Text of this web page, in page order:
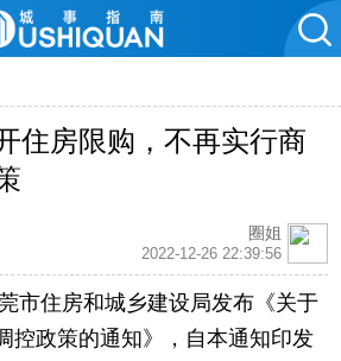
住房限购，不再实行商
圈姐
2022-12-26 22:39:56
市住房和城乡建设局发布《关于
控政策的通知》，自本通知印发